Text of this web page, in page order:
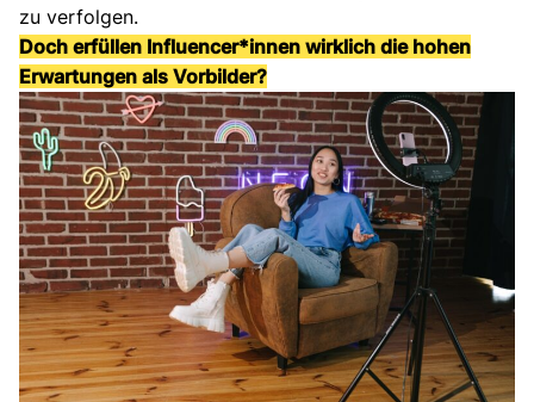
zu verfolgen.
Doch erfüllen Influencer*innen wirklich die hohen
Erwartungen als Vorbilder?